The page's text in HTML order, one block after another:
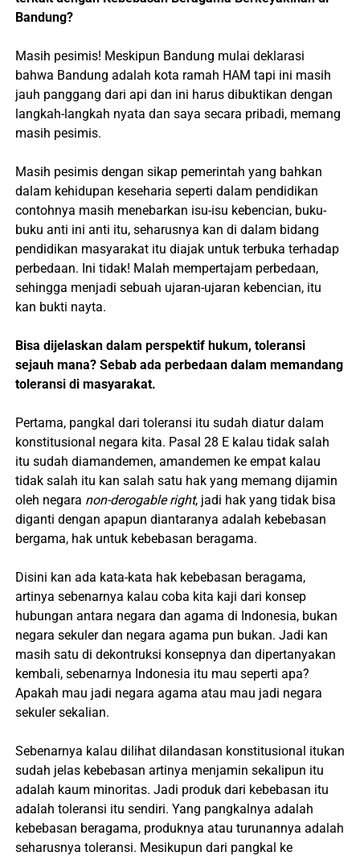
Bandung?
Masih pesimis! Meskipun Bandung mulai deklarasi
bahwa Bandung adalah kota ramah HAM tapi ini masih
jauh panggang dari api dan ini harus dibuktikan dengan
langkah-langkah nyata dan saya secara pribadi, memang
masih pesimis.
Masih pesimis dengan sikap pemerintah yang bahkan
dalam kehidupan keseharia seperti dalam pendidikan
contohnya masih menebarkan isu-isu kebencian, buku-
buku anti ini anti itu, seharusnya kan di dalam bidang
pendidikan masyarakat itu diajak untuk terbuka terhadap
perbedaan. Ini tidak! Malah mempertajam perbedaan,
sehingga menjadi sebuah ujaran-ujaran kebencian, itu
kan bukti nayta.
Bisa dijelaskan dalam perspektif hukum, toleransi
sejauh mana? Sebab ada perbedaan dalam memandang
toleransi di masyarakat.
Pertama, pangkal dari toleransi itu sudah diatur dalam
konstitusional negara kita. Pasal 28 E kalau tidak salah
itu sudah diamandemen, amandemen ke empat kalau
tidak salah itu kan salah satu hak yang memang dijamin
oleh negara non-derogable right, jadi hak yang tidak bisa
diganti dengan apapun diantaranya adalah kebebasan
bergama, hak untuk kebebasan beragama.
Disini kan ada kata-kata hak kebebasan beragama,
artinya sebenarnya kalau coba kita kaji dari konsep
hubungan antara negara dan agama di Indonesia, bukan
negara sekuler dan negara agama pun bukan. Jadi kan
masih satu di dekontruksi konsepnya dan dipertanyakan
kembali, sebenarnya Indonesia itu mau seperti apa?
Apakah mau jadi negara agama atau mau jadi negara
sekuler sekalian.
Sebenarnya kalau dilihat dilandasan konstitusional itukan
sudah jelas kebebasan artinya menjamin sekalipun itu
adalah kaum minoritas. Jadi produk dari kebebasan itu
adalah toleransi itu sendiri. Yang pangkalnya adalah
kebebasan beragama, produknya atau turunannya adalah
seharusnya toleransi. Mesikupun dari pangkal ke